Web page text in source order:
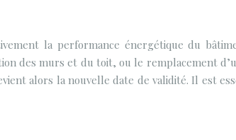
la performance énergétique du
des murs et du toit, ou le remplacement
alors la nouvelle date de validité. Il est